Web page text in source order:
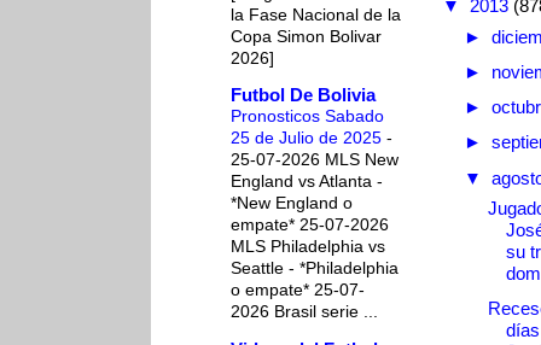
la Fase Nacional de la
Copa Simon Bolivar
2026]
Futbol De Bolivia
Pronosticos Sabado
25 de Julio de 2025 -
25-07-2026 MLS New
England vs Atlanta -
*New England o
empate* 25-07-2026
MLS Philadelphia vs
Seattle - *Philadelphia
o empate* 25-07-
2026 Brasil serie ...
▼ 2013
►
►
►
►
▼
su